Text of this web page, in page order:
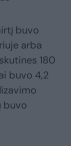
buvo
arba
180
buvo 4,2
buvo